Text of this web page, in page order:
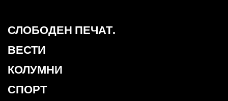
СЛОБОДЕН ПЕЧАТ.
ВЕСТИ
КОЛУМНИ
СПОРТ